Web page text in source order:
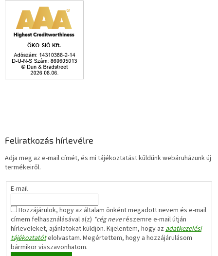
Feliratkozás hírlevélre
Adja meg az e-mail címét, és mi tájékoztatást küldünk webáruházunk új
termékeiről.
E-mail
Hozzájárulok, hogy az általam önként megadott nevem és e-mail
címem felhasználásával a(z) *cég neverészemre e-mail útján
hírleveleket, ajánlatokat küldjön. Kijelentem, hogy azadatkezelési
tájékoztatótelolvastam. Megértettem, hogy a hozzájárulásom
bármikor visszavonhatom.